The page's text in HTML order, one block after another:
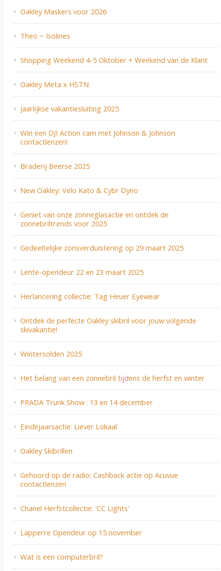
Oakley Maskers voor 2026
Theo ~ Isolines
Shopping Weekend 4-5 Oktober + Weekend van de Klant
Oakley Meta x HSTN
Jaarlijkse vakantiesluiting 2025
Win een DJI Action cam met Johnson & Johnson
contactlenzen!
Braderij Beerse 2025
New Oakley: Velo Kato & Cybr Dyno
Geniet van onze zonneglasactie en ontdek de
zonnebriltrends voor 2025
Gedeeltelijke zonsverduistering op 29 maart 2025
Lente-opendeur 22 en 23 maart 2025
Herlancering collectie: Tag Heuer Eyewear
Ontdek de perfecte Oakley skibril voor jouw volgende
skivakantie!
Wintersolden 2025
Het belang van een zonnebril tijdens de herfst en winter
PRADA Trunk Show : 13 en 14 december
Eindejaarsactie: Liever Lokaal
Oakley Skibrillen
Gehoord op de radio: Cashback actie op Acuvue
contactlenzen
Chanel Herfstcollectie: 'CC Lights'
Lapperre Opendeur op 15 november
Wat is een computerbril?